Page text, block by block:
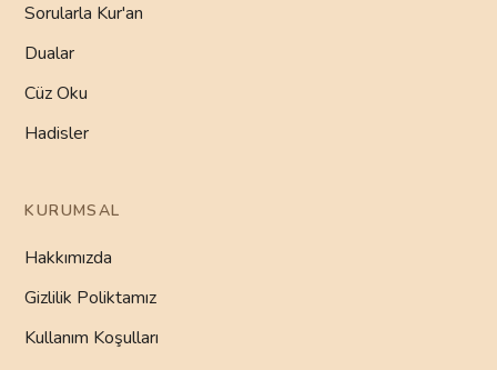
Sorularla Kur'an
Dualar
Cüz Oku
Hadisler
KURUMSAL
Hakkımızda
Gizlilik Poliktamız
Kullanım Koşulları